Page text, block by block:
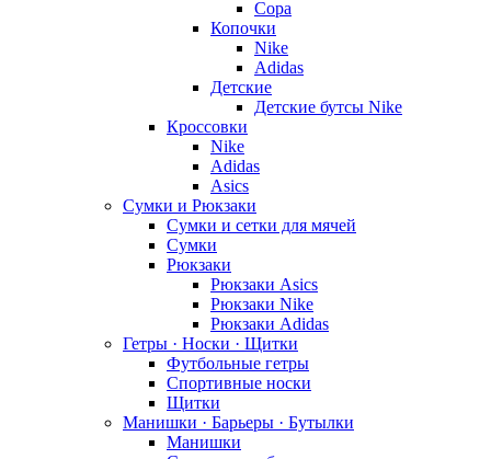
Copa
Копочки
Nike
Adidas
Детские
Детские бутсы Nike
Кроссовки
Nike
Adidas
Asics
Сумки и Рюкзаки
Сумки и сетки для мячей
Сумки
Рюкзаки
Рюкзаки Asics
Рюкзаки Nike
Рюкзаки Adidas
Гетры · Носки · Щитки
Футбольные гетры
Спортивные носки
Щитки
Манишки · Барьеры · Бутылки
Манишки